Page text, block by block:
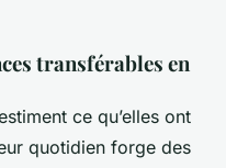
transférables en
ce qu’elles ont
quotidien forge des